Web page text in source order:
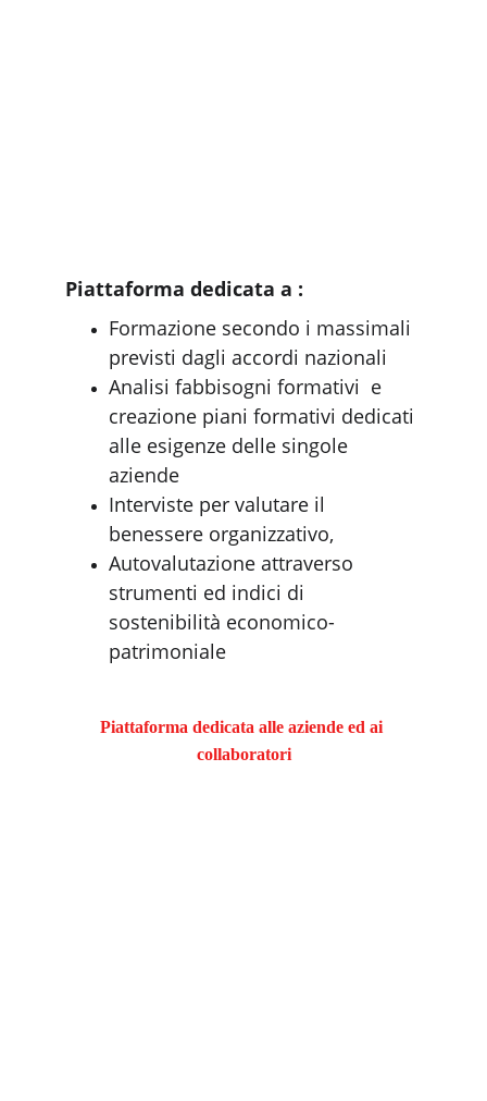
Piattaforma dedicata a :
Formazione secondo i massimali
previsti dagli accordi nazionali
Analisi fabbisogni formativi  e
creazione piani formativi dedicati
alle esigenze delle singole
aziende
Interviste per valutare il
benessere organizzativo,
Autovalutazione attraverso
strumenti ed indici di
sostenibilità economico-
patrimoniale
Piattaforma dedicata alle aziende ed ai
collaboratori